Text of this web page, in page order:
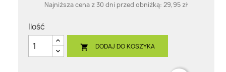
Najniższa cena z 30 dni przed obniżką: 29,95 zł
Ilość
 DODAJ DO KOSZYKA